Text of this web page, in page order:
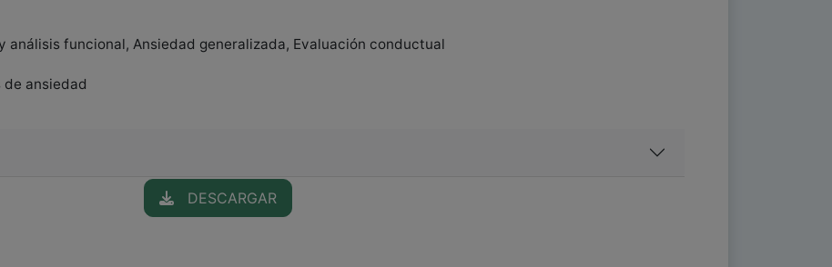
análisis funcional, Ansiedad generalizada, Evaluación conductual
ansiedad
DESCARGAR